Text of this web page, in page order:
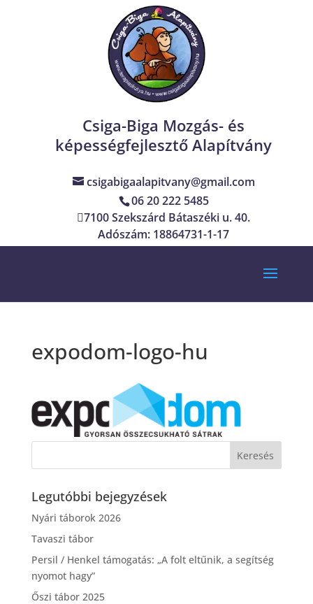
Csiga-Biga Mozgás- és
képességfejlesztő Alapítvány
csigabigaalapitvany@gmail.com
06 20 222 5485
7100 Szekszárd Bátaszéki u. 40.
Adószám: 18864731-1-17
expodom-logo-hu
Legutóbbi bejegyzések
Nyári táborok 2026
Tavaszi tábor
Persil / Henkel támogatás: „A folt eltűnik, a segítség
nyomot hagy”
Őszi tábor 2025